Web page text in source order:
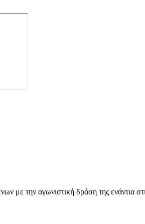
την αγωνιστική δράση της ενάντια